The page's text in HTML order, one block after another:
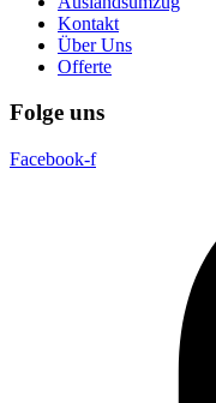
Kontakt
Über Uns
Offerte
Folge uns
Facebook-f